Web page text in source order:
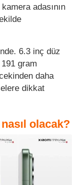
adasının
6.3 inç düz
gram
daha
dikkat
olacak?